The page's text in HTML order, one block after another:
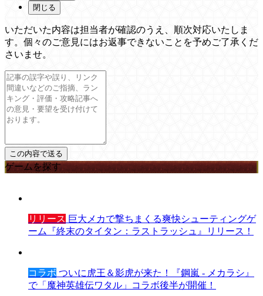
閉じる
いただいた内容は担当者が確認のうえ、順次対応いたしま
す。個々のご意見にはお返事できないことを予めご了承くだ
さいませ。
ゲームを探す
リリース 巨大メカで撃ちまくる爽快シューティングゲ
ーム『終末のタイタン：ラストラッシュ』リリース！
コラボ ついに虎王＆影虎が来た！『鋼嵐 - メカラシ』
で「魔神英雄伝ワタル」コラボ後半が開催！